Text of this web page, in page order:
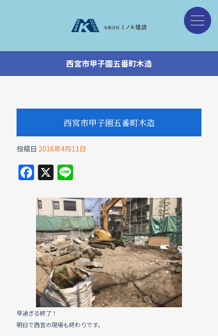
西宮市甲子園五番町木造
西宮市甲子園五番町木造
投稿日 2016年4月11日
F
a
c
e
b
o
o
k
X Li
e
早過ぎる終了！
明日で西宮の現場も終わりです。